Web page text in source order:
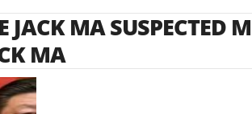
JACK MA SUSPECTED
MA